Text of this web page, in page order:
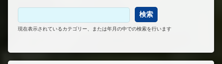
現在表示されているカテゴリー、または年月の中での検索を行います